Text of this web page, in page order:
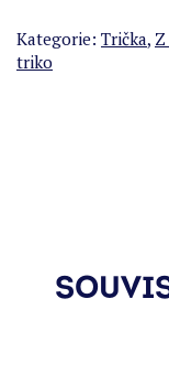
Kategorie: Trička,
triko